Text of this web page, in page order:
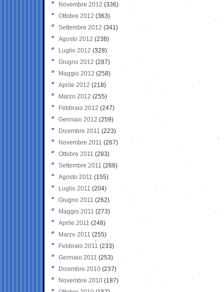
Novembre 2012 (336)
Ottobre 2012 (363)
Settembre 2012 (341)
Agosto 2012 (238)
Luglio 2012 (328)
Giugno 2012 (287)
Maggio 2012 (258)
Aprile 2012 (218)
Marzo 2012 (255)
Febbraio 2012 (247)
Gennaio 2012 (259)
Dicembre 2011 (223)
Novembre 2011 (267)
Ottobre 2011 (283)
Settembre 2011 (268)
Agosto 2011 (155)
Luglio 2011 (204)
Giugno 2011 (262)
Maggio 2011 (273)
Aprile 2011 (248)
Marzo 2011 (255)
Febbraio 2011 (233)
Gennaio 2011 (253)
Dicembre 2010 (237)
Novembre 2010 (187)